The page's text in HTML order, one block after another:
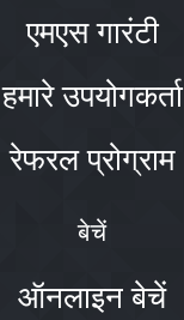
एमएस गारंटी
हमारे उपयोगकर्ता
रेफरल प्रोग्राम
बेचें
ऑनलाइन बेचें